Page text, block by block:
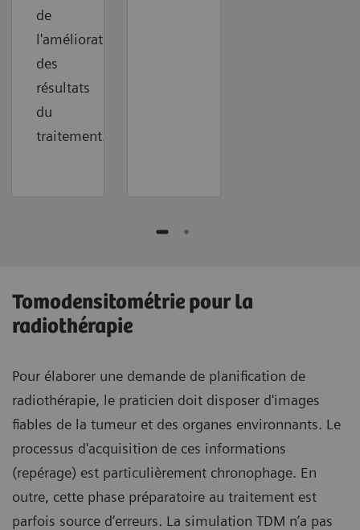
de
l'amélioration
des
résultats
du
traitement.
Tomodensitométrie pour la
radiothérapie
Pour élaborer une demande de planification de
radiothérapie, le praticien doit disposer d'images
fiables de la tumeur et des organes environnants. Le
processus d'acquisition de ces informations
(repérage) est particulièrement chronophage. En
outre, cette phase préparatoire au traitement est
parfois source d’erreurs. La simulation TDM n’a pas